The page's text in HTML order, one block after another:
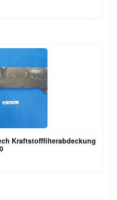
Kraftstofffilterabdeckung